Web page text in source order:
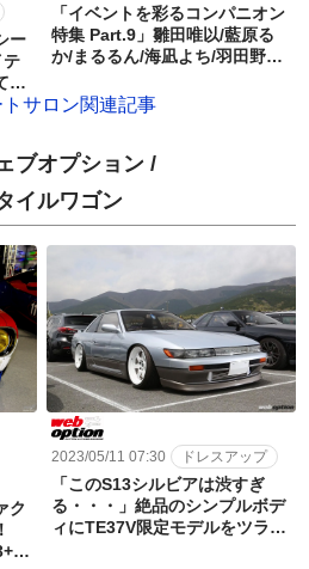
ー
テ
「イベントを彩るコンパニオン
特集 Part.9」雛田唯以/藍原る
か/まるるん/海凪よち/羽田野栞/
2023】
サロン関連記事
ブオプション /
イルワゴン
ク
直
2023/05/11 07:30 ドレスアップ
「このS13シルビアは渋すぎ
る・・・」絶品のシンプルボデ
ィにTE37V限定モデルをツライ